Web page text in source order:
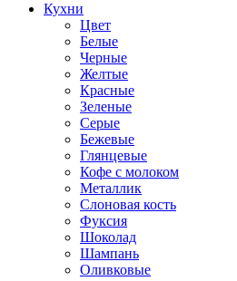
Кухни
Цвет
Белые
Черные
Желтые
Красные
Зеленые
Серые
Бежевые
Глянцевые
Кофе с молоком
Металлик
Слоновая кость
Фуксия
Шоколад
Шампань
Оливковые